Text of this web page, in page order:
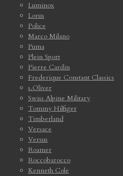
Luminox
Lorus
Police
Marco Milano
Puma
Plein Sport
Pierre Cardin
Frederique Constant Classics
s.Oliver
Swiss Alpine Military
Tommy Hilfiger
Timberland
Versace
Versus
Roamer
Roccobarocco
Kenneth Cole